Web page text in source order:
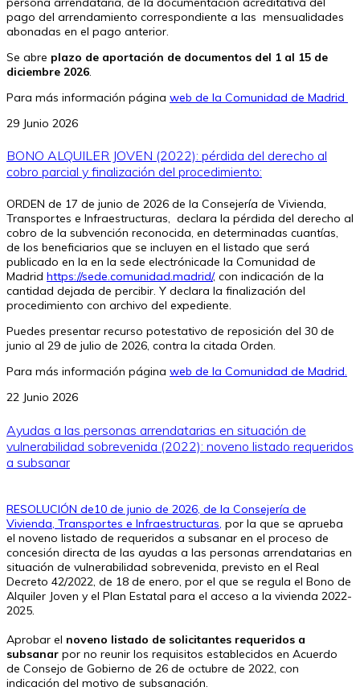
pago del arrendamiento correspondiente a las mensualidades
abonadas en el pago anterior.
Se abre plazo de aportación de documentos del 1 al 15 de
diciembre 2026.
Para más información página web de la Comunidad de Madrid
29 Junio 2026
BONO ALQUILER JOVEN (2022): pérdida del derecho al
cobro parcial y finalización del procedimiento:
ORDEN de 17 de junio de 2026 de la Consejería de Vivienda,
Transportes e Infraestructuras, declara la pérdida del derecho al
cobro de la subvención reconocida, en determinadas cuantías,
de los beneficiarios que se incluyen en el listado que será
publicado en la en la sede electrónicade la Comunidad de
Madrid https://sede.comunidad.madrid/, con indicación de la
cantidad dejada de percibir. Y declara la finalización del
procedimiento con archivo del expediente.
Puedes presentar recurso potestativo de reposición del 30 de
junio al 29 de julio de 2026, contra la citada Orden.
Para más información página web de la Comunidad de Madrid.
22 Junio 2026
Ayudas a las personas arrendatarias en situación de
vulnerabilidad sobrevenida (2022): noveno listado requeridos
a subsanar
RESOLUCIÓN de10 de junio de 2026, de la Consejería de
Vivienda, Transportes e Infraestructuras, por la que se aprueba
el noveno listado de requeridos a subsanar en el proceso de
concesión directa de las ayudas a las personas arrendatarias en
situación de vulnerabilidad sobrevenida, previsto en el Real
Decreto 42/2022, de 18 de enero, por el que se regula el Bono de
Alquiler Joven y el Plan Estatal para el acceso a la vivienda 2022-
2025.
Aprobar el noveno listado de solicitantes requeridos a
subsanar por no reunir los requisitos establecidos en Acuerdo
de Consejo de Gobierno de 26 de octubre de 2022, con
indicación del motivo de subsanación.